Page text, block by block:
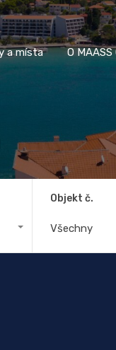
a místa O
a místa O
Objekt č.